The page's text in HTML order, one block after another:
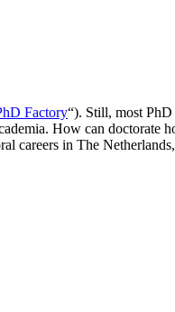
Factory“). Still, most PhD
How can doctorate
careers in The